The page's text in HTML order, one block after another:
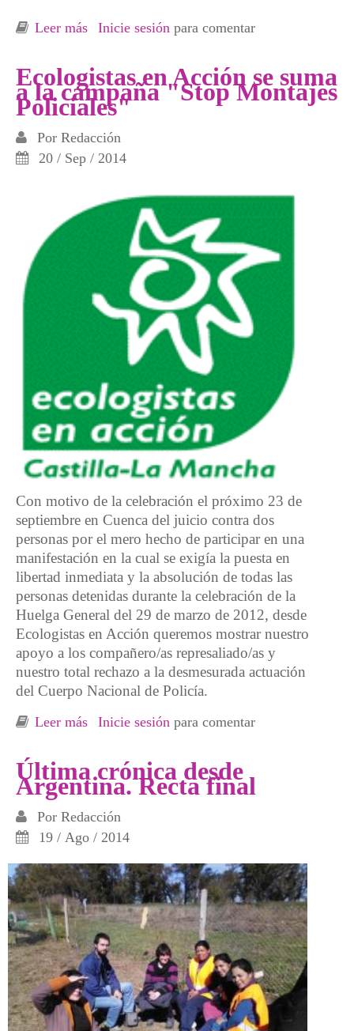
Leer más sobre Entrevistas lucha contra Monsanto y las
Inicie sesión para comentar
Ecologistas en Acción se suma
a la campaña "Stop Montajes
Policiales"
Por Redacción
20 / Sep / 2014
Con motivo de la celebración el próximo 23 de
septiembre en Cuenca del juicio contra dos
personas por el mero hecho de participar en una
manifestación en la cual se exigía la puesta en
libertad inmediata y la absolución de todas las
personas detenidas durante la celebración de la
Huelga General del 29 de marzo de 2012, desde
Ecologistas en Acción queremos mostrar nuestro
apoyo a los compañero/as represaliado/as y
nuestro total rechazo a la desmesurada actuación
del Cuerpo Nacional de Policía.
Leer más sobre Ecologistas en Acción se suma a la
Inicie sesión para comentar
Última crónica desde
Argentina. Recta final
Por Redacción
19 / Ago / 2014